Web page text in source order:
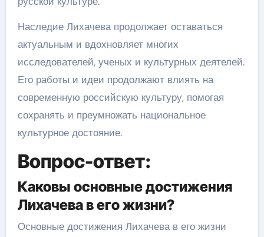
Наследие Лихачева продолжает оставаться
актуальным и вдохновляет многих
исследователей, ученых и культурных деятелей.
Его работы и идеи продолжают влиять на
современную российскую культуру, помогая
сохранять и преумножать национальное
культурное достояние.
Вопрос-ответ:
Каковы основные достижения
Лихачева в его жизни?
Основные достижения Лихачева в его жизни